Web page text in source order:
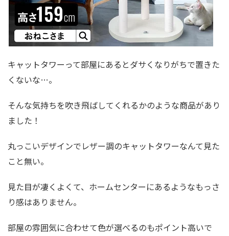
キャットタワーって部屋にあるとダサくなりがちで置きた
くないな…。
そんな気持ちを吹き飛ばしてくれるかのような商品があり
ました！
丸っこいデザインでレザー調のキャットタワーなんて見た
こと無い。
見た目が凄くよくて、ホームセンターにあるようなもっさ
り感はありません。
部屋の雰囲気に合わせて色が選べるのもポイント高いで